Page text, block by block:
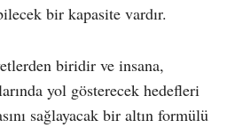
bir kapasite vardır.
biridir ve insana,
yol gösterecek hedefleri
sağlayacak bir altın formülü